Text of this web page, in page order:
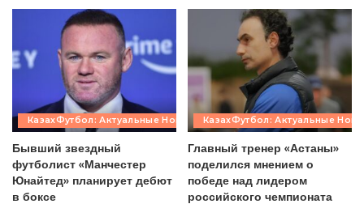
КазахФутбол: Актуальные Новости
Бывший звездный
футболист «Манчестер
Юнайтед» планирует дебют
в боксе
КазахФутбол: Актуальные
Главный тренер «Астаны»
поделился мнением о
победе над лидером
российского чемпионата